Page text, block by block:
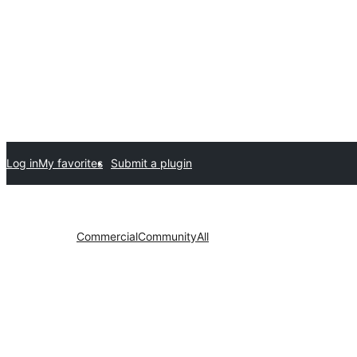
Submit a plugin
My favorites
Log in
All
Community
Commercial